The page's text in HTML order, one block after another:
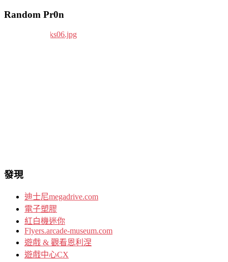
Random Pr0n
發現
迪士尼megadrive.com
電子塑膠
紅白機迷你
Flyers.arcade-museum.com
遊戲 & 觀看恩利涅
遊戲中心CX